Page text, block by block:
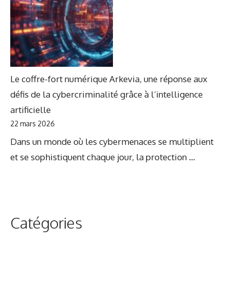
Le coffre-fort numérique Arkevia, une réponse aux
défis de la cybercriminalité grâce à l’intelligence
artificielle
22 mars 2026
Dans un monde où les cybermenaces se multiplient
et se sophistiquent chaque jour, la protection ...
Catégories